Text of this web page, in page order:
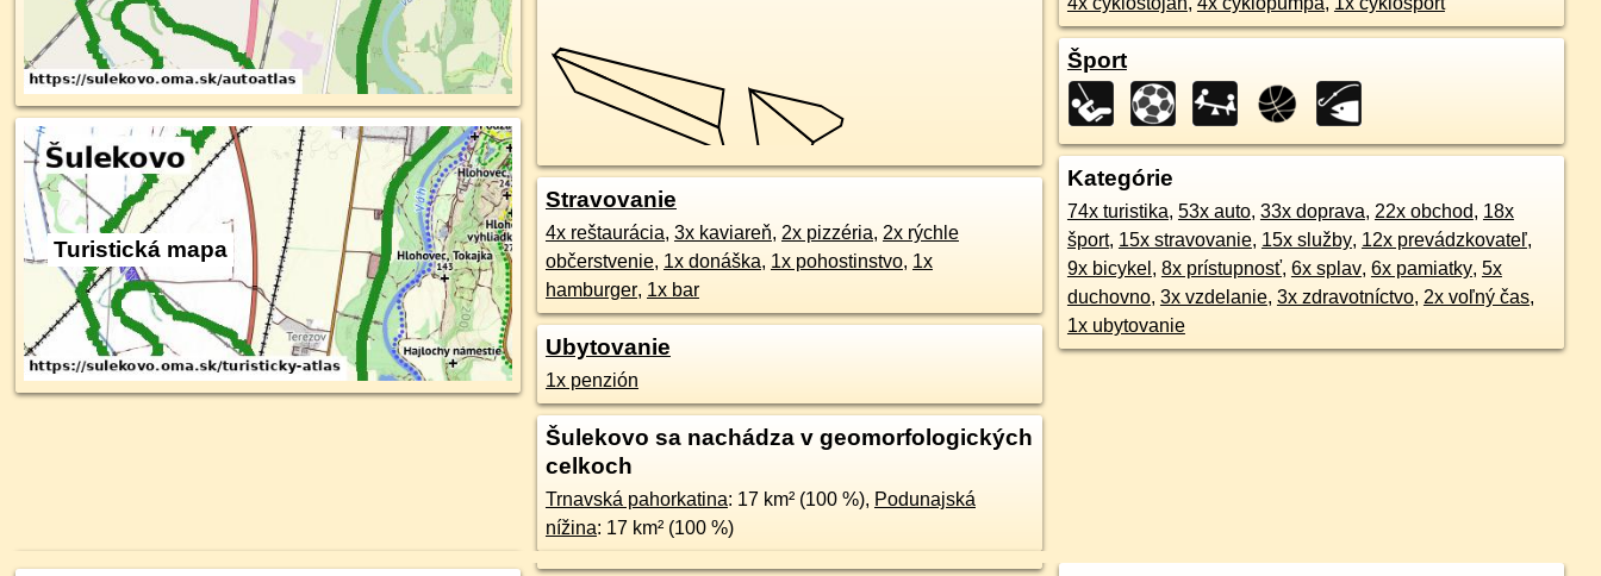
Turistická mapa
Stravovanie
4x reštaurácia, 3x kaviareň, 2x pizzéria, 2x rýchle
občerstvenie, 1x donáška, 1x pohostinstvo, 1x
hamburger, 1x bar
Ubytovanie
1x penzión
Šulekovo sa nachádza v geomorfologických
celkoch
Trnavská pahorkatina: 17 km² (100 %), Podunajská
nížina: 17 km² (100 %)
Šport
Kategórie
74x turistika, 53x auto, 33x doprava, 22x obchod, 18x
šport, 15x stravovanie, 15x služby, 12x prevádzkovateľ,
9x bicykel , 8x prístupnosť, 6x splav, 6x pamiatky, 5x
duchovno, 3x vzdelanie, 3x zdravotníctvo, 2x voľný čas,
1x ubytovanie